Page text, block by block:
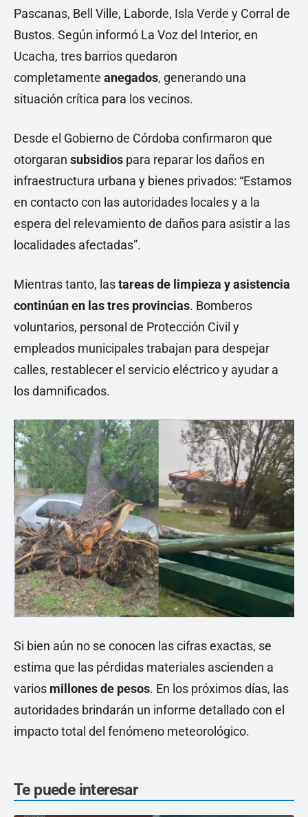
Pascanas, Bell Ville, Laborde, Isla Verde y Corral de
Bustos. Según informó La Voz del Interior, en
Ucacha, tres barrios quedaron
completamente anegados, generando una
situación crítica para los vecinos.
Desde el Gobierno de Córdoba confirmaron que
otorgaran subsidios para reparar los daños en
infraestructura urbana y bienes privados: “Estamos
en contacto con las autoridades locales y a la
espera del relevamiento de daños para asistir a las
localidades afectadas”.
Mientras tanto, lastareas de limpieza y asistencia
continúan en las tres provincias. Bomberos
voluntarios, personal de Protección Civil y
empleados municipales trabajan para despejar
calles, restablecer el servicio eléctrico y ayudar a
los damnificados.
Si bien aún no se conocen las cifras exactas, se
estima que las pérdidas materiales ascienden a
varios millones de pesos. En los próximos días, las
autoridades brindarán un informe detallado con el
impacto total del fenómeno meteorológico.
Te puede interesar